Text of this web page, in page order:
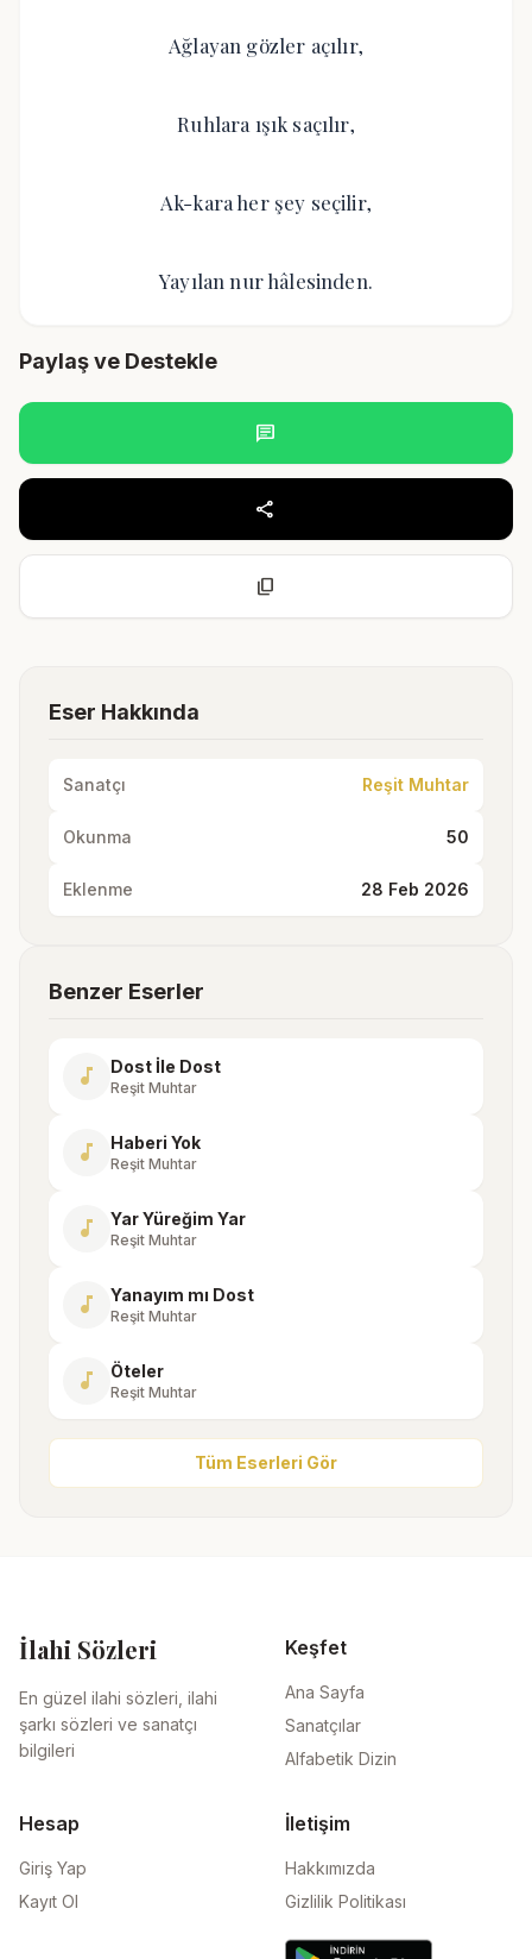
Ağlayan gözler açılır,
Ruhlara ışık saçılır,
Ak-kara her şey seçilir,
Yayılan nur hâlesinden.
Paylaş ve Destekle
chat
share
content_copy
Eser Hakkında
Sanatçı Reşit Muhtar
Okunma 50
Eklenme 28 Feb 2026
Benzer Eserler
music_note Dost İle Dost
Reşit Muhtar
music_note Haberi Yok
Reşit Muhtar
music_note Yar Yüreğim Yar
Reşit Muhtar
music_note Yanayım mı Dost
Reşit Muhtar
music_note Öteler
Reşit Muhtar
Tüm Eserleri Gör
İlahi Sözleri
En güzel ilahi sözleri, ilahi
şarkı sözleri ve sanatçı
bilgileri
Keşfet
Ana Sayfa
Sanatçılar
Alfabetik Dizin
Hesap
Giriş Yap
Kayıt Ol
İletişim
Hakkımızda
Gizlilik Politikası